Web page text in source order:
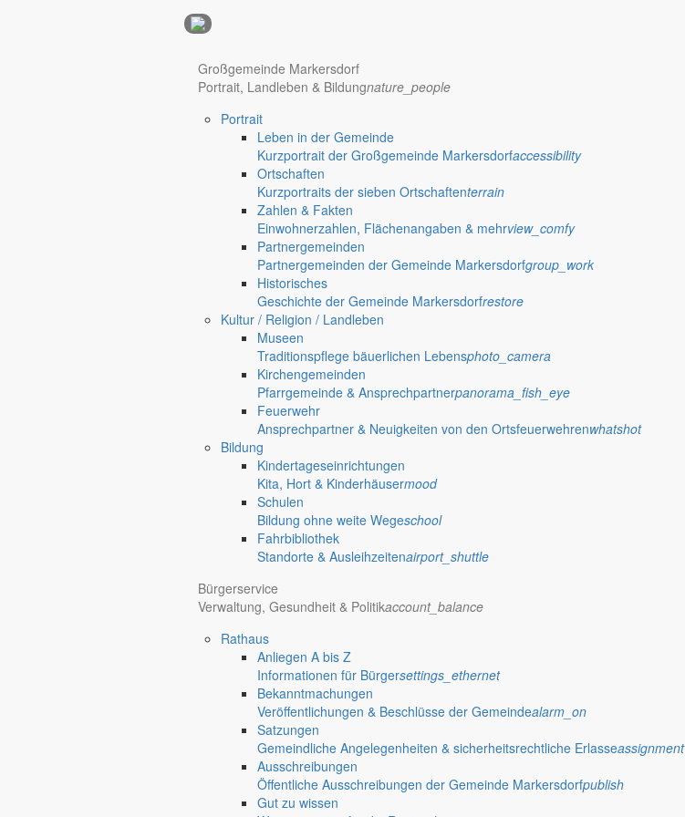
Hotel Nürnberg
Regional werben auf markersdorf.de! anzeigen@gemeinde-markersdorf.de
Großgemeinde Markersdorf
Portrait, Landleben & Bildungnature_people
Portrait
Leben in der Gemeinde
Kurzportrait der Großgemeinde Markersdorfaccessibility
Ortschaften
Kurzportraits der sieben Ortschaftenterrain
Zahlen & Fakten
Einwohnerzahlen, Flächenangaben & mehrview_comfy
Partnergemeinden
Partnergemeinden der Gemeinde Markersdorfgroup_work
Historisches
Geschichte der Gemeinde Markersdorfrestore
Kultur / Religion / Landleben
Museen
Traditionspflege bäuerlichen Lebensphoto_camera
Kirchengemeinden
Pfarrgemeinde & Ansprechpartnerpanorama_fish_eye
Feuerwehr
Ansprechpartner & Neuigkeiten von den Ortsfeuerwehrenwhatshot
Bildung
Kindertageseinrichtungen
Kita, Hort & Kinderhäusermood
Schulen
Bildung ohne weite Wegeschool
Fahrbibliothek
Standorte & Ausleihzeitenairport_shuttle
Bürgerservice
Verwaltung, Gesundheit & Politikaccount_balance
Rathaus
Anliegen A bis Z
Informationen für Bürgersettings_ethernet
Bekanntmachungen
Veröffentlichungen & Beschlüsse der Gemeindealarm_on
Satzungen
Gemeindliche Angelegenheiten & sicherheitsrechtliche Erlasseassignment
Ausschreibungen
Öffentliche Ausschreibungen der Gemeinde Markersdorfpublish
Gut zu wissen